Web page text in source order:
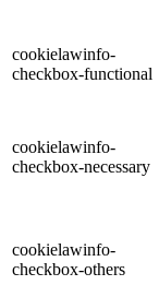
cookielawinfo-
checkbox-functional
cookielawinfo-
checkbox-necessary
cookielawinfo-
checkbox-others